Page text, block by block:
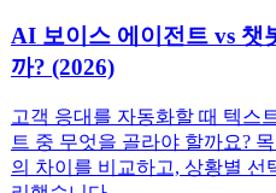
AI 보이스 에이전트 vs 챗
까? (2026)
고객 응대를 자동화할 때 텍스
트 중 무엇을 골라야 할까요?
의 차이를 비교하고, 상황별 선